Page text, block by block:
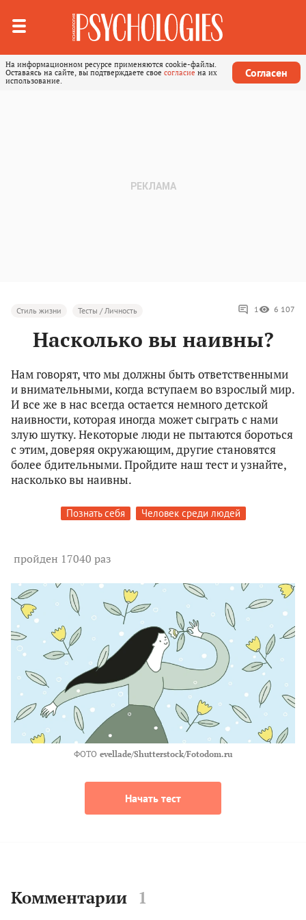
На информационном ресурсе применяются cookie-файлы.
Оставаясь на сайте, вы подтверждаете свое согласие на их
использование.
Согласен
Стиль жизни Тесты / Личность 1 6 107
Насколько вы наивны?
Нам говорят, что мы должны быть ответственными
и внимательными, когда вступаем во взрослый мир.
И все же в нас всегда остается немного детской
наивности, которая иногда может сыграть с нами
злую шутку. Некоторые люди не пытаются бороться
с этим, доверяя окружающим, другие становятся
более бдительными. Пройдите наш тест и узнайте,
насколько вы наивны.
Познать себя Человек среди людей
пройден 17040 раз
ФОТО evellade/Shutterstock/Fotodom.ru
Начать тест
Комментарии 1